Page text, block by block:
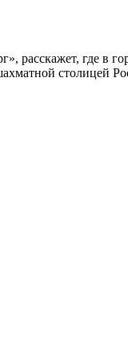
расскажет, где в
столицей